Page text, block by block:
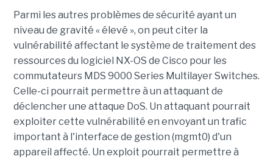
Parmi les autres problèmes de sécurité ayant un
niveau de gravité « élevé », on peut citer la
vulnérabilité affectant le système de traitement des
ressources du logiciel NX-OS de Cisco pour les
commutateurs MDS 9000 Series Multilayer Switches.
Celle-ci pourrait permettre à un attaquant de
déclencher une attaque DoS. Un attaquant pourrait
exploiter cette vulnérabilité en envoyant un trafic
important à l'interface de gestion (mgmt0) d'un
appareil affecté. Un exploit pourrait permettre à